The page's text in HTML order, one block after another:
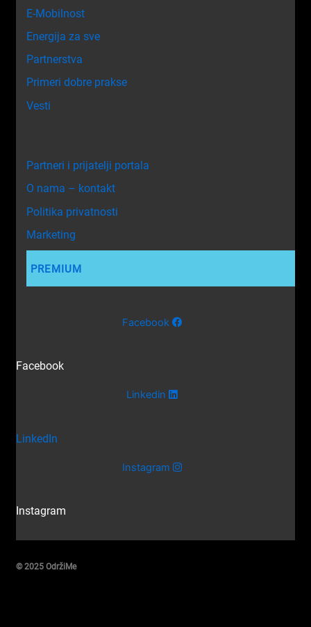
E-Mobilnost
Energija za sve
Partnerstva
Primeri dobre prakse
Vesti
Partneri i prijatelji portala
O nama – kontakt
Politika privatnosti
Marketing
PREMIUM
Facebook
Facebook
Linkedin
LinkedIn
Instagram
Instagram
© 2025 OdržiMe